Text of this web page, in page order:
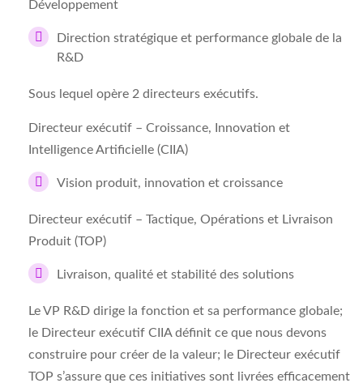
Développement
Direction stratégique et performance globale de la
R&D
Sous lequel opère 2 directeurs exécutifs.
Directeur exécutif – Croissance, Innovation et
Intelligence Artificielle (CIIA)
Vision produit, innovation et croissance
Directeur exécutif – Tactique, Opérations et Livraison
Produit (TOP)
Livraison, qualité et stabilité des solutions
Le VP R&D dirige la fonction et sa performance globale;
le Directeur exécutif CIIA définit ce que nous devons
construire pour créer de la valeur; le Directeur exécutif
TOP s’assure que ces initiatives sont livrées efficacement